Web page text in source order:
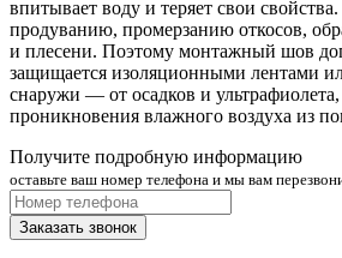
впитывает воду и теряет свои
продуванию, промерзанию откосов,
и плесени. Поэтому монтажный шов
защищается изоляционными лентами
снаружи — от осадков и
проникновения влажного воздуха из
Получите подробную информацию
оставьте ваш номер телефона и мы вам
Заказать звонок